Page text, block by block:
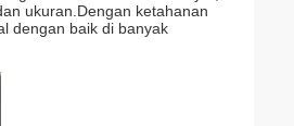
ukuran.Dengan ketahanan
dengan baik di banyak